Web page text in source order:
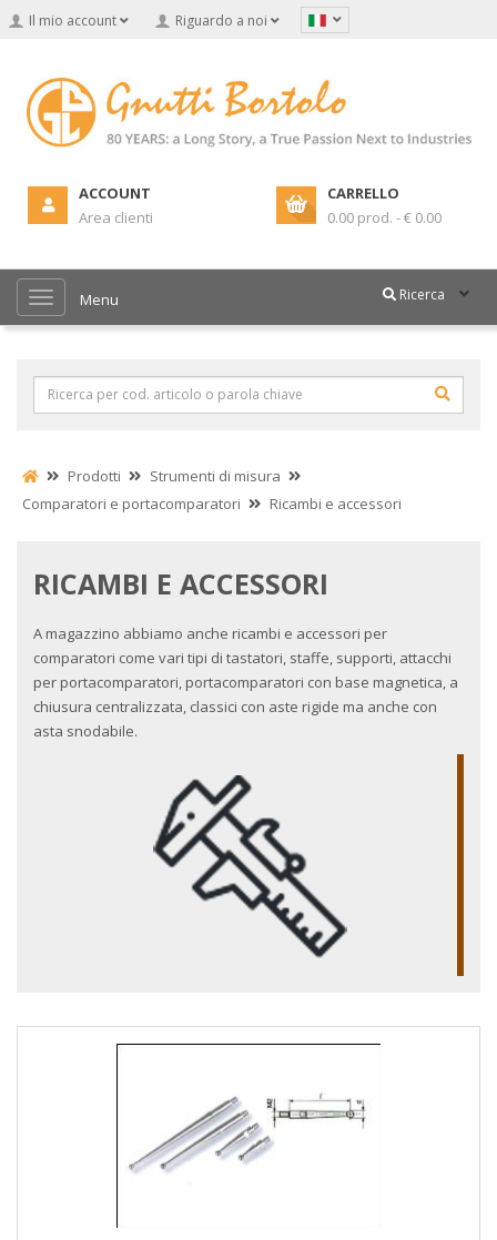
Il mio account Riguardo a noi
ACCOUNT
Area clienti
CARRELLO
0.00 prod. - € 0.00
Menu Ricerca
Prodotti
Strumenti di misura
Comparatori e portacomparatori
Ricambi e accessori
RICAMBI E ACCESSORI
A magazzino abbiamo anche ricambi e accessori per
comparatori come vari tipi di tastatori, staffe, supporti, attacchi
per portacomparatori, portacomparatori con base magnetica, a
chiusura centralizzata, classici con aste rigide ma anche con
asta snodabile.